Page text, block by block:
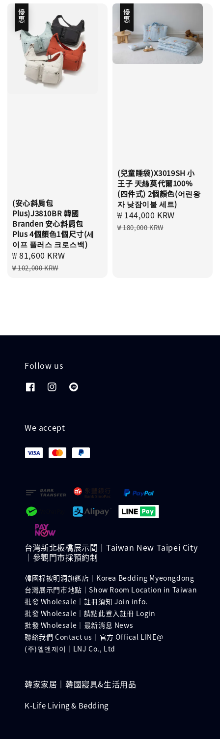
優惠
(安心斜肩包
Plus)J3810BR 韓國
Branden 安心斜肩包
Plus 4個顏色1個尺寸(세
이프 플러스 크로스백)
Sale
price
₩ 81,600 KRW
₩ 102,000 KRW
優惠
(兒童睡袋)X3019SH 小
王子 天絲莫代爾100%
(四件式) 2個顏色(어린왕
자 낮잠이불 세트)
Sale
price
₩ 144,000 KRW
₩ 180,000 KRW
Follow us
We accept
台灣新北板橋展示間｜Taiwan New Taipei City
｜參觀門市採預約制
韓國棉被明洞旗艦店｜Korea Bedding Myeongdong
台灣展示門市地點｜Show Room Location in Taiwan
批發 Wholesale｜註冊須知 Join info.
批發 Wholesale｜請點此登入註冊 Login
批發 Wholesale｜最新消息 News
聯絡我們 Contact us｜官方 Offical LINE@
(주)엘앤제이｜LNJ Co., Ltd
韓家家居｜韓國寢具&生活用品
K-Life Living & Bedding